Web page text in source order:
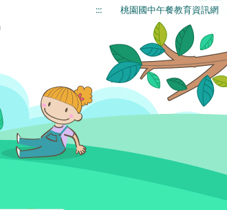
::: 桃園國中午餐教育資訊網